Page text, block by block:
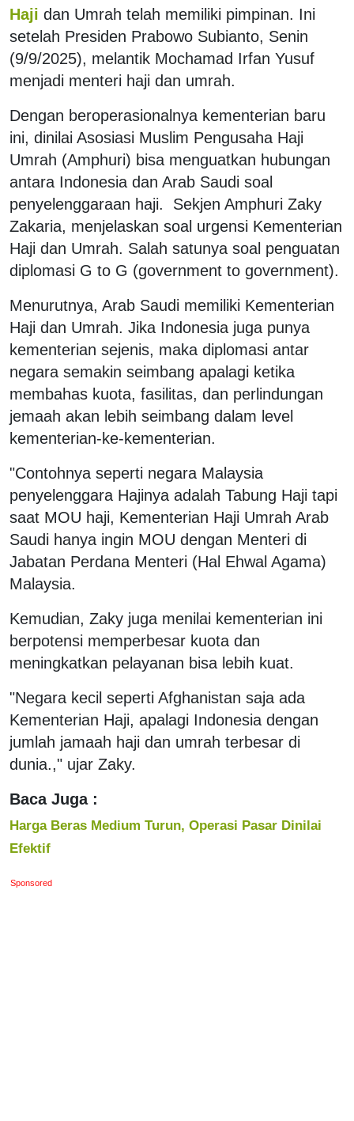
Haji dan Umrah telah memiliki pimpinan. Ini
setelah Presiden Prabowo Subianto, Senin
(9/9/2025), melantik Mochamad Irfan Yusuf
menjadi menteri haji dan umrah.
Dengan beroperasionalnya kementerian baru
ini, dinilai Asosiasi Muslim Pengusaha Haji
Umrah (Amphuri) bisa menguatkan hubungan
antara Indonesia dan Arab Saudi soal
penyelenggaraan haji. Sekjen Amphuri Zaky
Zakaria, menjelaskan soal urgensi Kementerian
Haji dan Umrah. Salah satunya soal penguatan
diplomasi G to G (government to government).
Menurutnya, Arab Saudi memiliki Kementerian
Haji dan Umrah. Jika Indonesia juga punya
kementerian sejenis, maka diplomasi antar
negara semakin seimbang apalagi ketika
membahas kuota, fasilitas, dan perlindungan
jemaah akan lebih seimbang dalam level
kementerian-ke-kementerian.
"Contohnya seperti negara Malaysia
penyelenggara Hajinya adalah Tabung Haji tapi
saat MOU haji, Kementerian Haji Umrah Arab
Saudi hanya ingin MOU dengan Menteri di
Jabatan Perdana Menteri (Hal Ehwal Agama)
Malaysia.
Kemudian, Zaky juga menilai kementerian ini
berpotensi memperbesar kuota dan
meningkatkan pelayanan bisa lebih kuat.
"Negara kecil seperti Afghanistan saja ada
Kementerian Haji, apalagi Indonesia dengan
jumlah jamaah haji dan umrah terbesar di
dunia.," ujar Zaky.
Baca Juga :
Harga Beras Medium Turun, Operasi Pasar Dinilai
Efektif
Sponsored